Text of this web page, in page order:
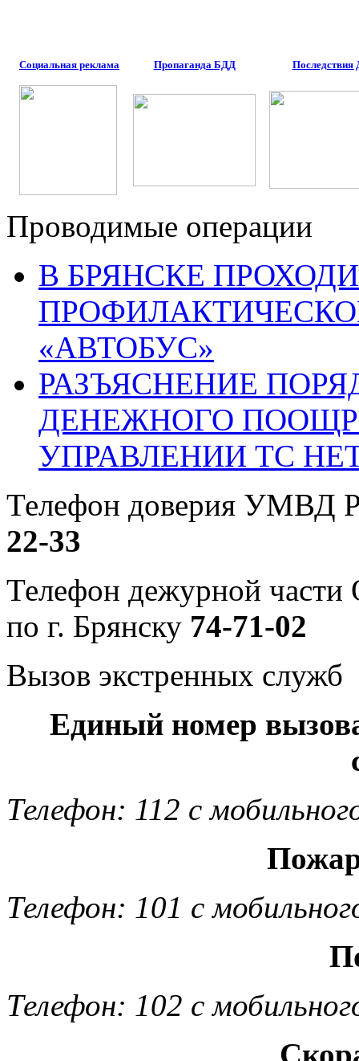
Социальная реклама Пропаганда БДД
Проводимые операции
В БРЯНСКЕ
«АВТОБУС»
РАЗЪЯСНЕНИЕ
ДЕНЕЖНОГО
УПРАВЛЕНИИ ТС
Телефон доверия УМВД
22-33
Телефон дежурной
по г. Брянску 74-71-02
Вызов экстренных служб
Единый номер
Телефон: 112 с
Телефон: 101 с
Телефон: 102 с